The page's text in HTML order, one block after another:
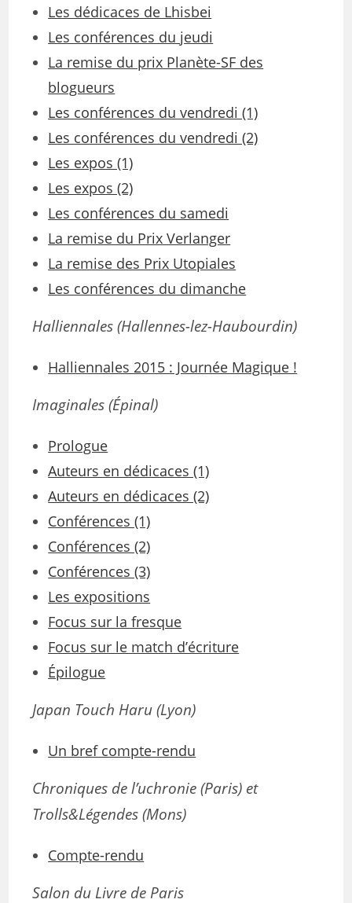
Les dédicaces de Lhisbei
Les conférences du jeudi
La remise du prix Planète-SF des
blogueurs
Les conférences du vendredi (1)
Les conférences du vendredi (2)
Les expos (1)
Les expos (2)
Les conférences du samedi
La remise du Prix Verlanger
La remise des Prix Utopiales
Les conférences du dimanche
Halliennales (Hallennes-lez-Haubourdin)
Halliennales 2015 : Journée Magique !
Imaginales(Épinal)
Prologue
Auteurs en dédicaces (1)
Auteurs en dédicaces (2)
Conférences (1)
Conférences (2)
Conférences (3)
Les expositions
Focus sur la fresque
Focus sur le match d’écriture
Épilogue
Japan Touch Haru (Lyon)
Un bref compte-rendu
Chroniques de l’uchronie (Paris) et
Trolls&Légendes (Mons)
Compte-rendu
Salon du Livre de Paris